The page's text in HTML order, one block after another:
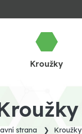
Kroužky
strana Kroužky